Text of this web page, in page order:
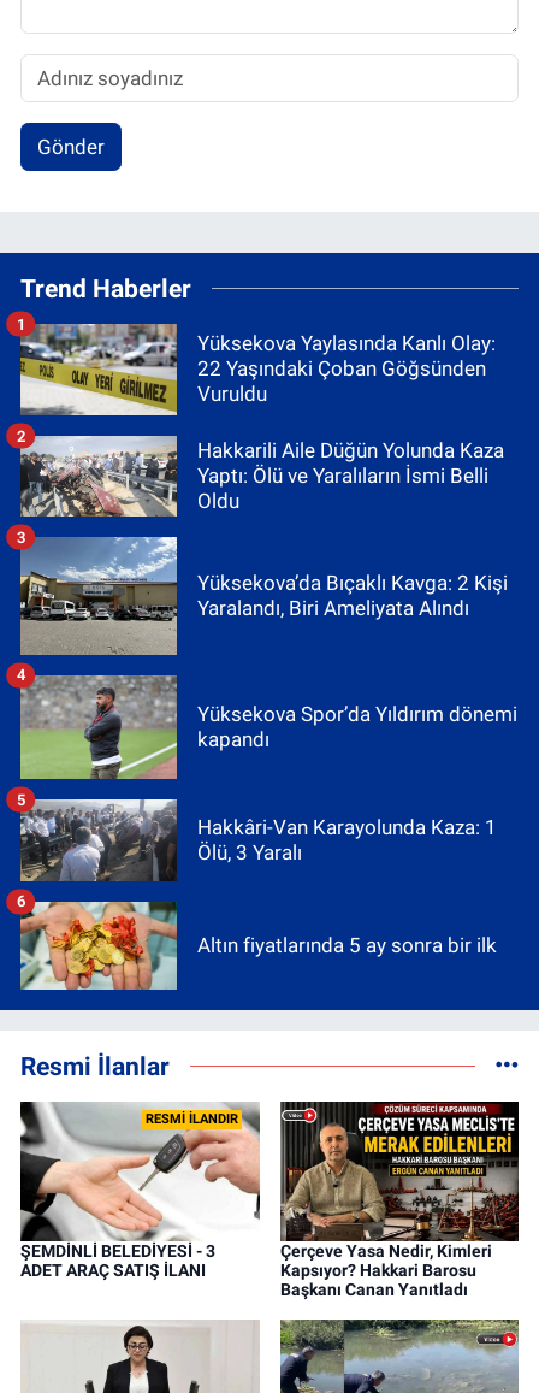
Gönder
Trend Haberler
Yüksekova Yaylasında Kanlı Olay:
22 Yaşındaki Çoban Göğsünden
Vuruldu
1
Hakkarili Aile Düğün Yolunda Kaza
Yaptı: Ölü ve Yaralıların İsmi Belli
Oldu
2
Yüksekova’da Bıçaklı Kavga: 2 Kişi
Yaralandı, Biri Ameliyata Alındı
3
Yüksekova Spor’da Yıldırım dönemi
kapandı
4
Hakkâri-Van Karayolunda Kaza: 1
Ölü, 3 Yaralı
5
Altın fiyatlarında 5 ay sonra bir ilk
6
Resmi İlanlar
RESMİ İLANDIR
ŞEMDİNLİ BELEDİYESİ - 3
ADET ARAÇ SATIŞ İLANI
Çerçeve Yasa Nedir, Kimleri
Kapsıyor? Hakkari Barosu
Başkanı Canan Yanıtladı